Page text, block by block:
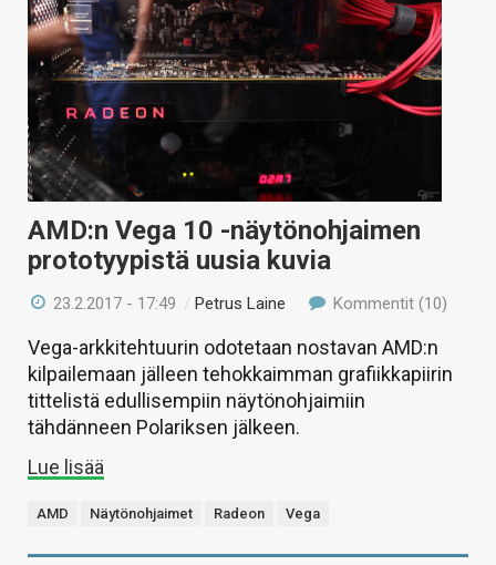
AMD:n Vega 10 -näytönohjaimen
prototyypistä uusia kuvia
23.2.2017 - 17:49 /Petrus Laine Kommentit (10)
Vega-arkkitehtuurin odotetaan nostavan AMD:n
kilpailemaan jälleen tehokkaimman grafiikkapiirin
tittelistä edullisempiin näytönohjaimiin
tähdänneen Polariksen jälkeen.
Lue lisää
AMD Näytönohjaimet Radeon Vega